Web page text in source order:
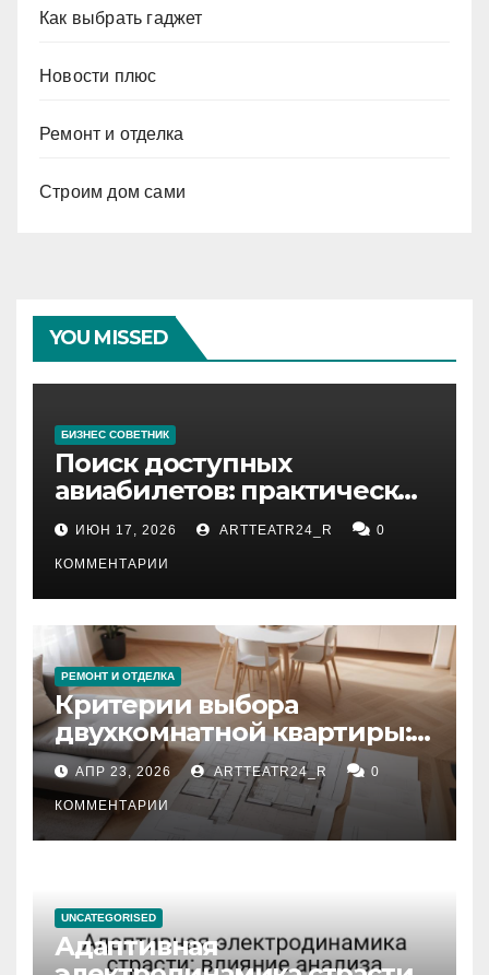
Как выбрать гаджет
Новости плюс
Ремонт и отделка
Строим дом сами
YOU MISSED
БИЗНЕС СОВЕТНИК
Поиск доступных
авиабилетов: практические
рекомендации
ИЮН 17, 2026 ARTTEATR24_R 0
КОММЕНТАРИИ
РЕМОНТ И ОТДЕЛКА
Критерии выбора
двухкомнатной квартиры:
планировка, площадь,
состояние и документация
АПР 23, 2026 ARTTEATR24_R 0
КОММЕНТАРИИ
UNCATEGORISED
Адаптивная